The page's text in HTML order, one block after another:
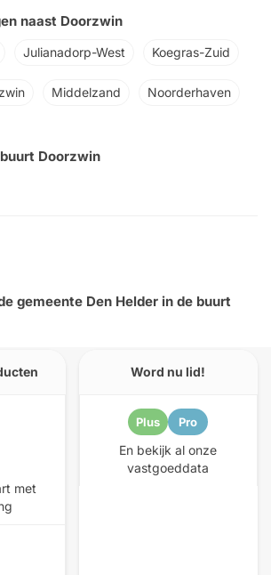
naast Doorzwin
Julianadorp-West Koegras-Zuid
Middelzand Noorderhaven
Doorzwin
gemeente Den Helder in de buurt
met
Word nu lid!
Plus Pro
En bekijk al onze
vastgoeddata